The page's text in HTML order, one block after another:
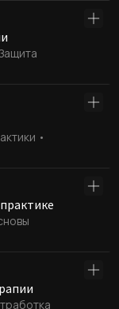
работы
глубоких
Менн,
•
когда
видеть